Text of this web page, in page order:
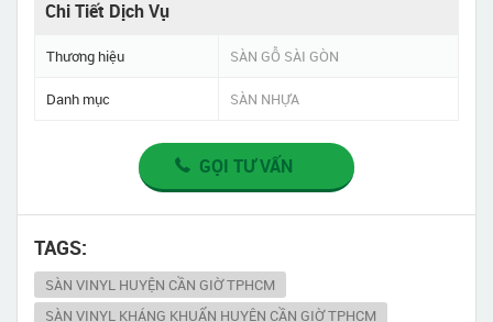
Chi Tiết Dịch Vụ
Thương hiệu SÀN GỖ SÀI GÒN
Danh mục SÀN NHỰA
GỌI TƯ VẤN
TAGS:
SÀN VINYL HUYỆN CẦN GIỜ TPHCM
SÀN VINYL KHÁNG KHUẨN HUYỆN CẦN GIỜ TPHCM